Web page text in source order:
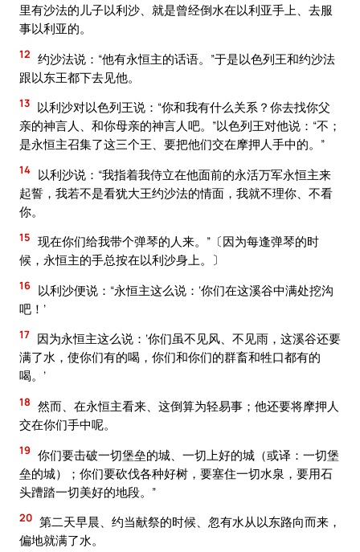
里有沙法的儿子以利沙、就是曾经倒水在以利亚手上、去服
事以利亚的。
12 约沙法说：“他有永恒主的话语。”于是以色列王和约沙法
跟以东王都下去见他。
13 以利沙对以色列王说：“你和我有什么关系？你去找你父
亲的神言人、和你母亲的神言人吧。”以色列王对他说：“不；
是永恒主召集了这三个王、要把他们交在摩押人手中的。”
14 以利沙说：“我指着我侍立在他面前的永活万军永恒主来
起誓，我若不是看犹大王约沙法的情面，我就不理你、不看
你。
15 现在你们给我带个弹琴的人来。”〔因为每逢弹琴的时
候，永恒主的手总按在以利沙身上。〕
16 以利沙便说：“永恒主这么说：‘你们在这溪谷中满处挖沟
吧！’
17 因为永恒主这么说：‘你们虽不见风、不见雨，这溪谷还要
满了水，使你们有的喝，你们和你们的群畜和牲口都有的
喝。’
18 然而、在永恒主看来、这倒算为轻易事；他还要将摩押人
交在你们手中呢。
19 你们要击破一切堡垒的城、一切上好的城（或译：一切堡
垒的城）；你们要砍伐各种好树，要塞住一切水泉，要用石
头蹧踏一切美好的地段。”
20 第二天早晨、约当献祭的时候、忽有水从以东路向而来，
偏地就满了水。